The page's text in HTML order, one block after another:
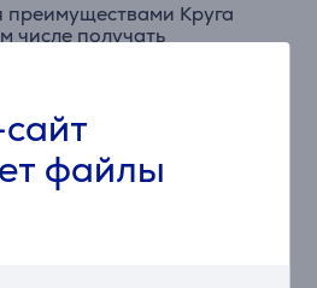
файлы
преимуществами Круга
числе получать
ежемесячных
кампаниях? Тогда
программе постоянных
поставь галочку в
предложения
участником Круга друзей
настройки и убедись в
«Хочу получать